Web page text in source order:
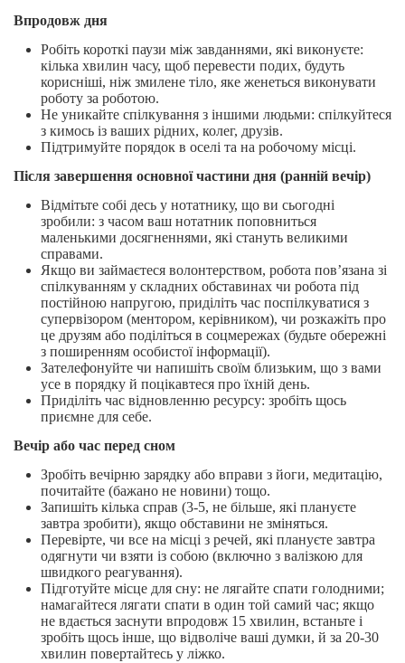
Впродовж дня
Робіть короткі паузи між завданнями, які виконуєте:
кілька хвилин часу, щоб перевести подих, будуть
корисніші, ніж змилене тіло, яке женеться виконувати
роботу за роботою.
Не уникайте спілкування з іншими людьми: спілкуйтеся
з кимось із ваших рідних, колег, друзів.
Підтримуйте порядок в оселі та на робочому місці.
Після завершення основної частини дня (ранній вечір)
Відмітьте собі десь у нотатнику, що ви сьогодні
зробили: з часом ваш нотатник поповниться
маленькими досягненнями, які стануть великими
справами.
Якщо ви займаєтеся волонтерством, робота пов’язана зі
спілкуванням у складних обставинах чи робота під
постійною напругою, приділіть час поспілкуватися з
супервізором (ментором, керівником), чи розкажіть про
це друзям або поділіться в соцмережах (будьте обережні
з поширенням особистої інформації).
Зателефонуйте чи напишіть своїм близьким, що з вами
усе в порядку й поцікавтеся про їхній день.
Приділіть час відновленню ресурсу: зробіть щось
приємне для себе.
Вечір або час перед сном
Зробіть вечірню зарядку або вправи з йоги, медитацію,
почитайте (бажано не новини) тощо.
Запишіть кілька справ (3-5, не більше, які плануєте
завтра зробити), якщо обставини не зміняться.
Перевірте, чи все на місці з речей, які плануєте завтра
одягнути чи взяти із собою (включно з валізкою для
швидкого реагування).
Підготуйте місце для сну: не лягайте спати голодними;
намагайтеся лягати спати в один той самий час; якщо
не вдається заснути впродовж 15 хвилин, встаньте і
зробіть щось інше, що відволіче ваші думки, й за 20-30
хвилин повертайтесь у ліжко.